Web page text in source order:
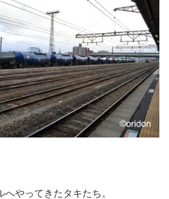
へやってきたタキたち。